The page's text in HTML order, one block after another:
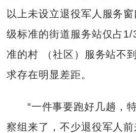
以上未设立退役军人服务
级标准的街道服务站仅占
准的村 （社区）服务站不
求存在明显差距。
“一件事要跑好几趟，
察组来了，不少退役军人